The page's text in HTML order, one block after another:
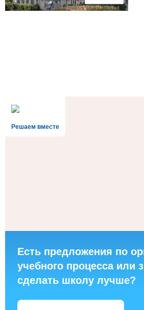
Решаем вместе
Есть предложения по
учебного процесса или
сделать школу лучше?